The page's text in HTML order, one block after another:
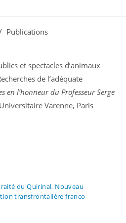
Publications
et spectacles d’animaux
de l’adéquate
en l’honneur du Professeur Serge
Varenne, Paris
du Quirinal, Nouveau
transfrontalière franco-